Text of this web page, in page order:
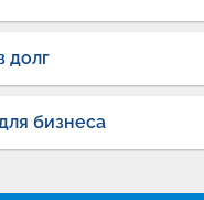
долг
бизнеса